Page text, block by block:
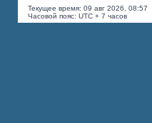
Текущее время: 09 авг 2026, 08:57
Часовой пояс: UTC + 7 часов